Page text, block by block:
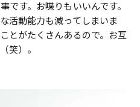
です。お喋りもいいんです。
活動能力も減ってしまいま
とがたくさんあるので。お互
笑）。